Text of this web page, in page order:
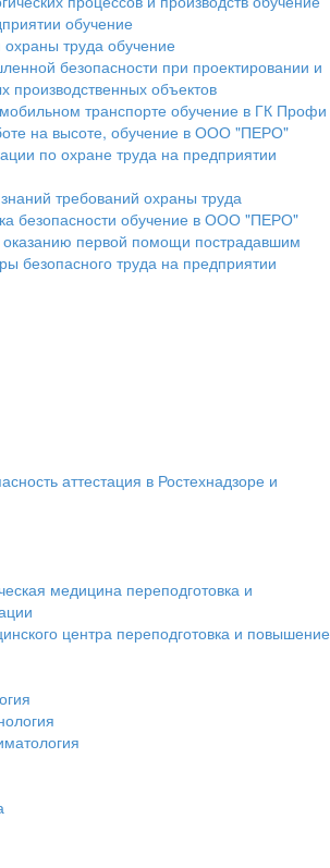
обучение
труда обучение
безопасности при проектировании и
производственных объектов
транспорте обучение в ГК Профи
на высоте, обучение в ООО "ПЕРО"
по охране труда на предприятии
требований охраны труда
безопасности обучение в ООО "ПЕРО"
оказанию первой помощи пострадавшим
безопасного труда на предприятии
аттестация в Ростехнадзоре и
медицина переподготовка и
центра переподготовка и повышение